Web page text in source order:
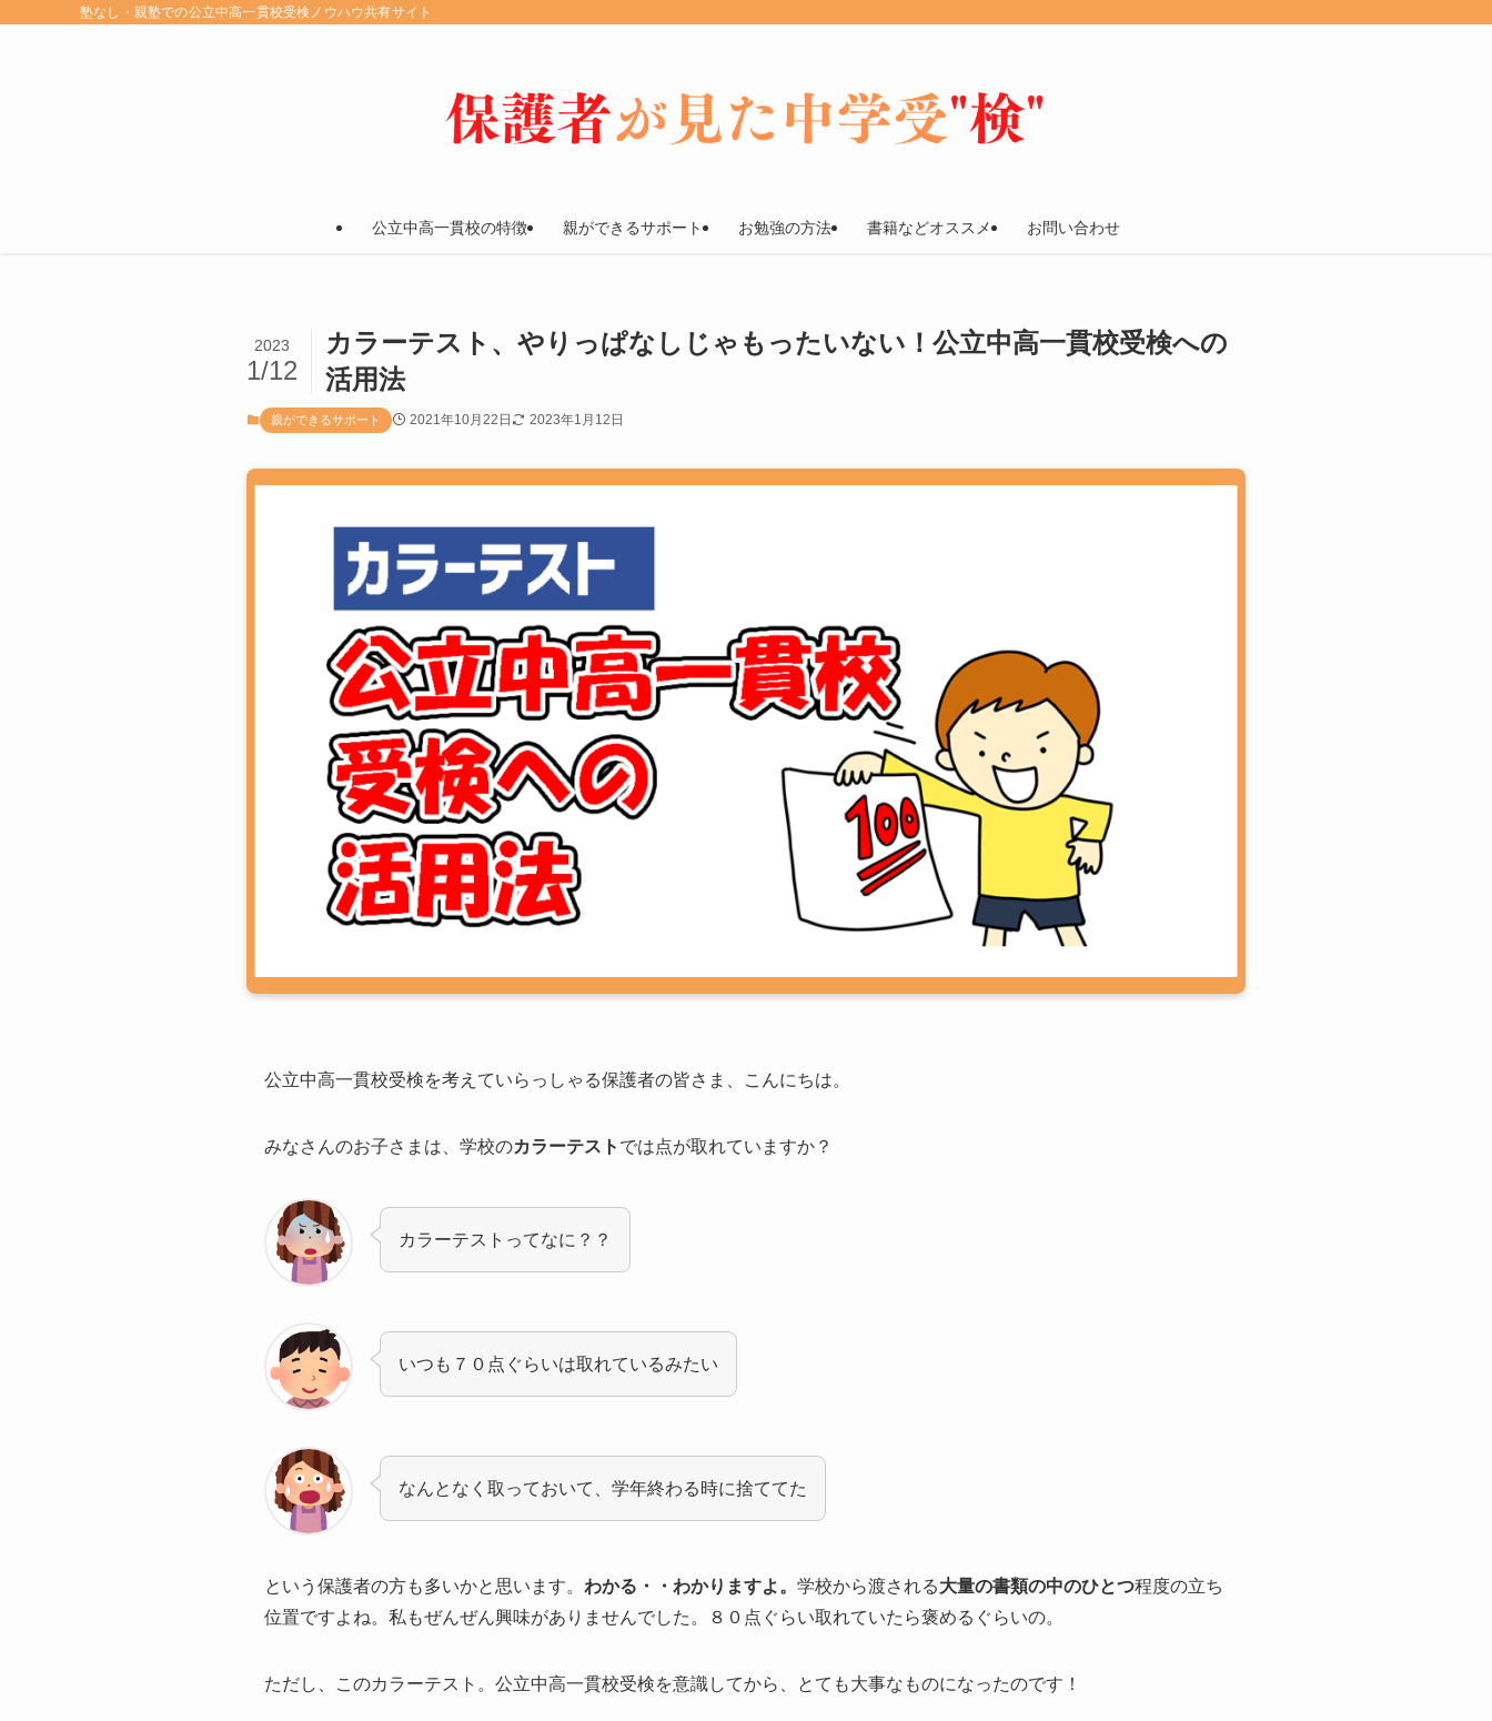
塾なし・親塾での公立中高一貫校受検ノウハウ共有サイト
公立中高一貫校の特徴 親ができるサポート お勉強の方法 書籍などオススメ お問い合わせ
カラーテスト、やりっぱなしじゃもったいない！公立中高一貫校受検への
活用法
2023
1/12
親ができるサポート 2021年10月22日 2023年1月12日
公立中高一貫校受検を考えていらっしゃる保護者の皆さま、こんにちは。
みなさんのお子さまは、学校のカラーテスト では点が取れていますか？
カラーテストってなに？？
いつも７０点ぐらいは取れているみたい
なんとなく取っておいて、学年終わる時に捨ててた
という保護者の方も多いかと思います。 わかる・・わかりますよ。 学校から渡される大量の書類の中のひとつ程度の立ち
位置ですよね。私もぜんぜん興味がありませんでした。８０点ぐらい取れていたら褒めるぐらいの。
ただし、このカラーテスト。公立中高一貫校受検を意識してから、とても大事なものになったのです！